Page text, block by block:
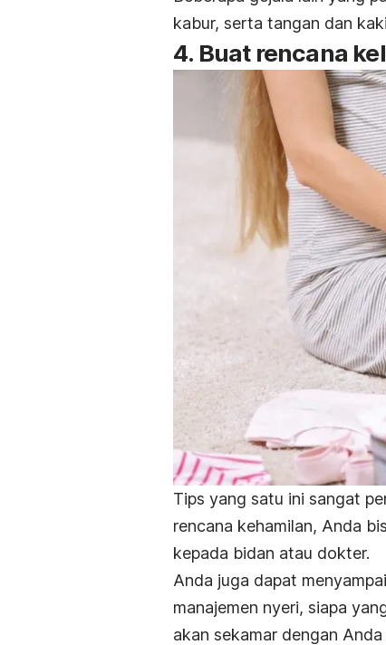
kabur, serta tangan dan
4. Buat rencana
Tips yang satu ini sangat
rencana kehamilan, Anda
kepada bidan atau dokter.
Anda juga dapat
manajemen nyeri, siapa
akan sekamar dengan Anda